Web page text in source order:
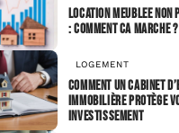
Location meublee
: comment ca marche ?
LOGEMENT
Comment un cabinet
immobilière protège
investissement